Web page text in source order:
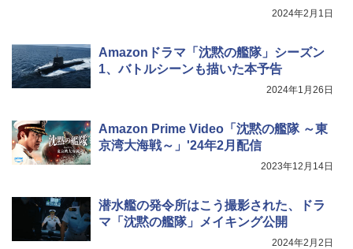
2024年2月1日
Amazonドラマ「沈黙の艦隊」シーズン
1、バトルシーンも描いた本予告
2024年1月26日
Amazon Prime Video「沈黙の艦隊 ～東
京湾大海戦～」'24年2月配信
2023年12月14日
潜水艦の発令所はこう撮影された、ドラ
マ「沈黙の艦隊」メイキング公開
2024年2月2日